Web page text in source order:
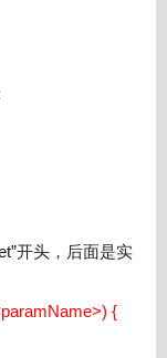
开头，后面是实
{